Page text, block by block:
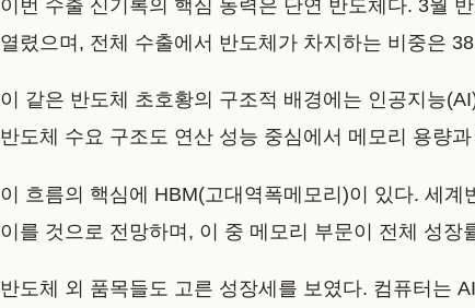
이번 수출 신기록의 핵심 동력은 단연 반도체다. 3월
열렸으며, 전체 수출에서 반도체가 차지하는 비중은
이 같은 반도체 초호황의 구조적 배경에는 인공지능
반도체 수요 구조도 연산 성능 중심에서 메모리 용량
이 흐름의 핵심에 HBM(고대역폭메모리)이 있다. 세
이를 것으로 전망하며, 이 중 메모리 부문이 전체 성
반도체 외 품목들도 고른 성장세를 보였다. 컴퓨터는